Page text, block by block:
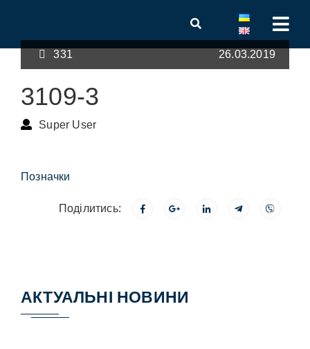
331 26.03.2019
3109-3
Super User
Позначки
Поділитись:
АКТУАЛЬНІ НОВИНИ